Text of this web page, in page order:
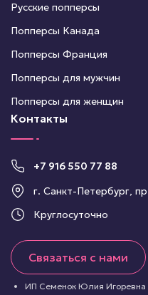
Русские попперсы
Попперсы Канада
Попперсы Франция
Попперсы для мужчин
Попперсы для женщин
Контакты
+7 916 550 77 88
г. Санкт-Петербург,
Круглосуточно
Связаться с нами
ИП Семенок Юлия Игоревна